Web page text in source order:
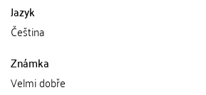
Jazyk
Čeština
Známka
Velmi dobře